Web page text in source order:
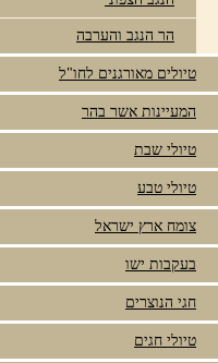
הר הנגב והערבה
טיולים מאורגנים לחו"ל
המעיינות אשר בהר
טיולי שבת
טיולי טבע
צומח ארץ ישראל
בעקבות ישו
חגי הנוצרים
טיולי חגים